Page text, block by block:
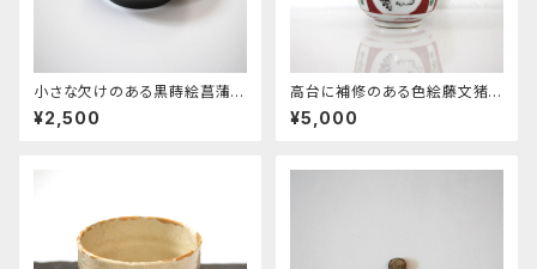
小さな欠けのある黒蒔絵菖蒲文
木皿 d11.6cm Minor Chipp
ed Black Lacuqered Wood
¥2,500
高台に補修のある色絵藤文猪
口 d8.0cm Restored Ena
meled Cup, Wisterias Desi
¥5,000